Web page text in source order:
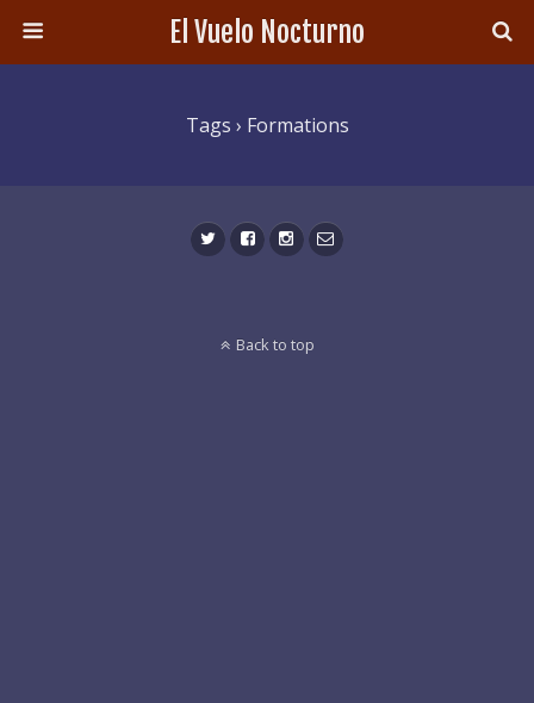
El Vuelo Nocturno
Tags › Formations
Back to top